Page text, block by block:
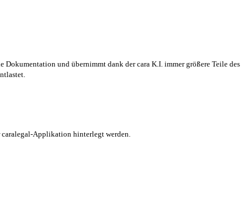
und übernimmt dank der cara K.I. immer größere Teile des
Applikation hinterlegt werden.